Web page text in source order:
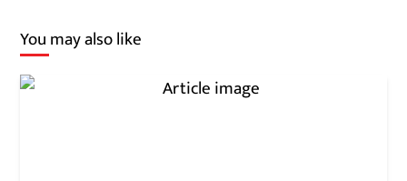
You may also like